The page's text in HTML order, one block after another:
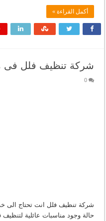
أكمل القراءة »
شركة تنظيف فلل فى
0
شركة تنظيف فلل انت تحتاج الى
حالة وجود مناسبات عائلية